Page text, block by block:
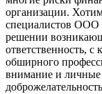
организации.
специалистов
решении
ответственность,
обширного
внимание и личные